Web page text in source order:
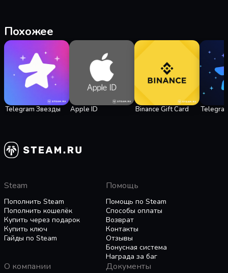
Похожее
Telegram Звезды Apple ID Binance Gift Card
Steam
Пополнить Steam
Пополнить кошелёк
Купить через подарок
Купить ключ
Гайды по Steam
Помощь
Помощь по Steam
Способы оплаты
Возврат
Контакты
Отзывы
Бонусная система
Награда за баг
О компании Документы